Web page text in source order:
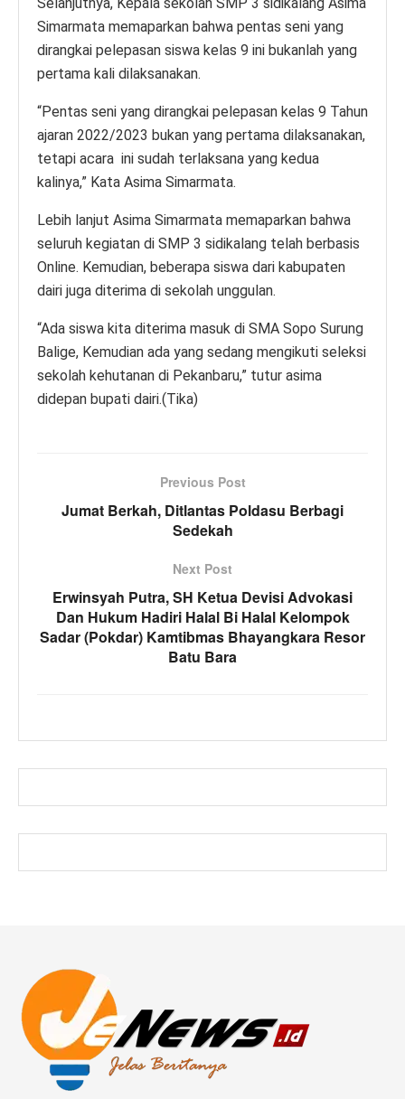
Simarmata memaparkan bahwa pentas seni yang
dirangkai pelepasan siswa kelas 9 ini bukanlah yang
pertama kali dilaksanakan.
“Pentas seni yang dirangkai pelepasan kelas 9 Tahun
ajaran 2022/2023 bukan yang pertama dilaksanakan,
tetapi acara ini sudah terlaksana yang kedua
kalinya,” Kata Asima Simarmata.
Lebih lanjut Asima Simarmata memaparkan bahwa
seluruh kegiatan di SMP 3 sidikalang telah berbasis
Online. Kemudian, beberapa siswa dari kabupaten
dairi juga diterima di sekolah unggulan.
“Ada siswa kita diterima masuk di SMA Sopo Surung
Balige, Kemudian ada yang sedang mengikuti seleksi
sekolah kehutanan di Pekanbaru,” tutur asima
didepan bupati dairi.(Tika)
Previous Post
Jumat Berkah, Ditlantas Poldasu Berbagi
Sedekah
Next Post
Erwinsyah Putra, SH Ketua Devisi Advokasi
Dan Hukum Hadiri Halal Bi Halal Kelompok
Sadar (Pokdar) Kamtibmas Bhayangkara Resor
Batu Bara